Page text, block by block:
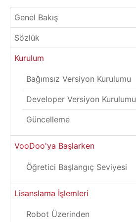
Genel Bakış
Sözlük
Kurulum
Bağımsız Versiyon Kurulumu
Developer Versiyon Kurulumu
Güncelleme
VooDoo'ya Başlarken
Öğretici Başlangıç Seviyesi
Lisanslama İşlemleri
Robot Üzerinden